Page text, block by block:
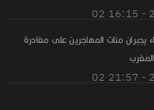
يجبران مئات المهاجرين على مغادرة